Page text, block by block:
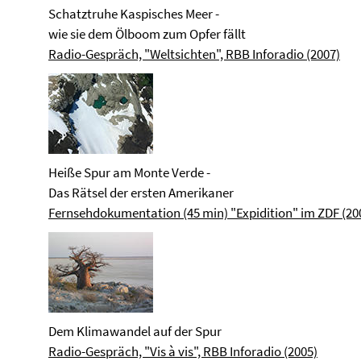
Schatztruhe Kaspisches Meer -
wie sie dem Ölboom zum Opfer fällt
Radio-Gespräch, "Weltsichten", RBB Inforadio (2007)
Heiße Spur am Monte Verde -
Das Rätsel der ersten Amerikaner
Fernsehdokumentation (45 min) "Expidition" im ZDF
Dem Klimawandel auf der Spur
Radio-Gespräch, "Vis à vis", RBB Inforadio (2005)